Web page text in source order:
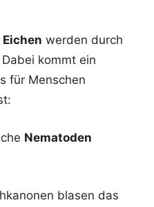
werden durch
kommt ein
für Menschen
Nematoden
blasen das